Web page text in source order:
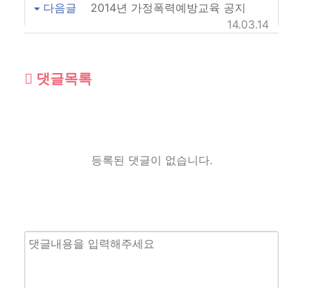
다음글
2014년 가정폭력예방교육 공지
14.03.14
댓글목록
등록된 댓글이 없습니다.